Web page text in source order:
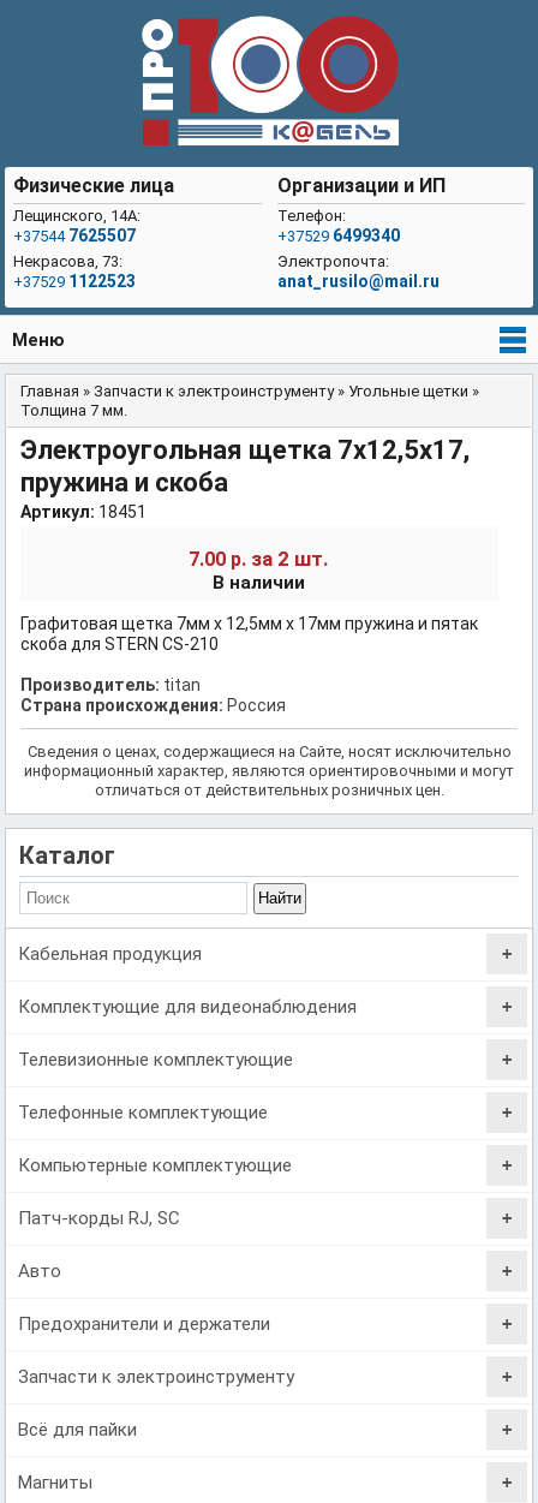
Физические лица
Лещинского, 14А:
+37544 7625507
Некрасова, 73:
+37529 1122523
Организации и ИП
Телефон:
+37529 6499340
Электропочта:
anat_rusilo@mail.ru
Меню
Вы здесь
Главная » Запчасти к электроинструменту » Угольные щетки »
Толщина 7 мм.
Электроугольная щетка 7х12,5х17,
пружина и скоба
Артикул: 18451
7.00 р. за 2 шт.
В наличии
Графитовая щетка 7мм х 12,5мм х 17мм пружина и пятак
скоба для STERN CS-210
Производитель: titan
Страна происхождения: Россия
Сведения о ценах, содержащиеся на Сайте, носят исключительно
информационный характер, являются ориентировочными и могут
отличаться от действительных розничных цен.
Каталог
Кабельная продукция
Комплектующие для видеонаблюдения
Телевизионные комплектующие
Телефонные комплектующие
Компьютерные комплектующие
Патч-корды RJ, SC
Авто
Предохранители и держатели
Запчасти к электроинструменту
Всё для пайки
Магниты